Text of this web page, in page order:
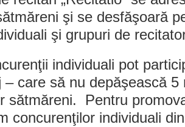
şi se desfăşoară
şi grupuri de
individuali pot
– care să nu depăşească
sătmăreni. Pentru
concurenţilor individuali